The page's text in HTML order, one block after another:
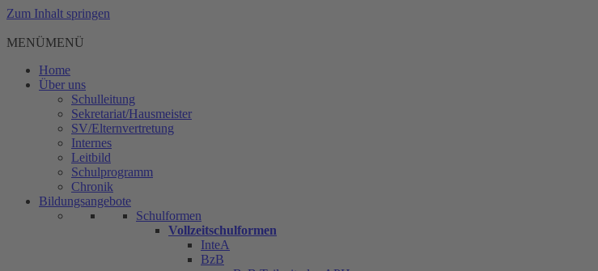
Zum Inhalt springen
MENÜMENÜ
Home
Über uns
Schulleitung
Sekretariat/Hausmeister
SV/Elternvertretung
Internes
Leitbild
Schulprogramm
Chronik
Bildungsangebote
Schulformen
Vollzeitschulformen
InteA
BzB